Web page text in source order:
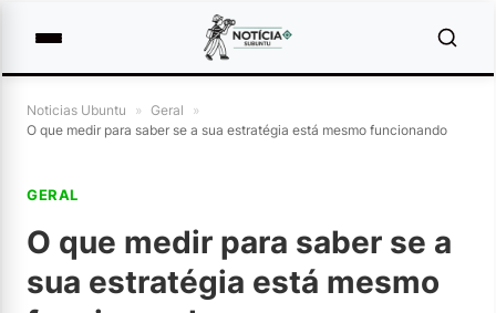
Noticias Ubuntu » Geral
»
O que medir para saber se a sua estratégia está mesmo funcionando
GERAL
O que medir para saber se a
sua estratégia está mesmo